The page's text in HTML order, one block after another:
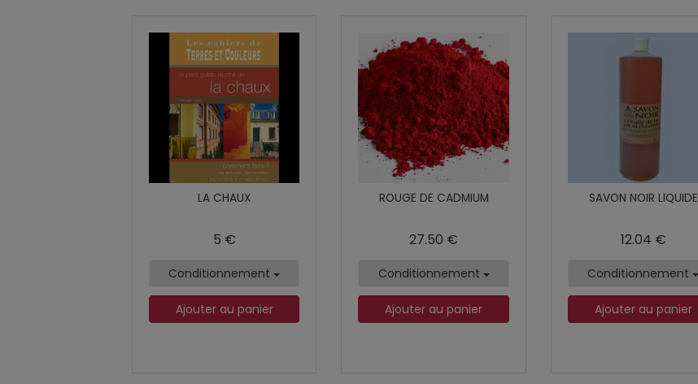
LA CHAUX
5 €
Conditionnement
Ajouter au panier
ROUGE DE CADMIUM
27.50 €
Conditionnement
Ajouter au panier
SAVON NOIR LIQUIDE
12.04 €
Conditionnement
Ajouter au panier